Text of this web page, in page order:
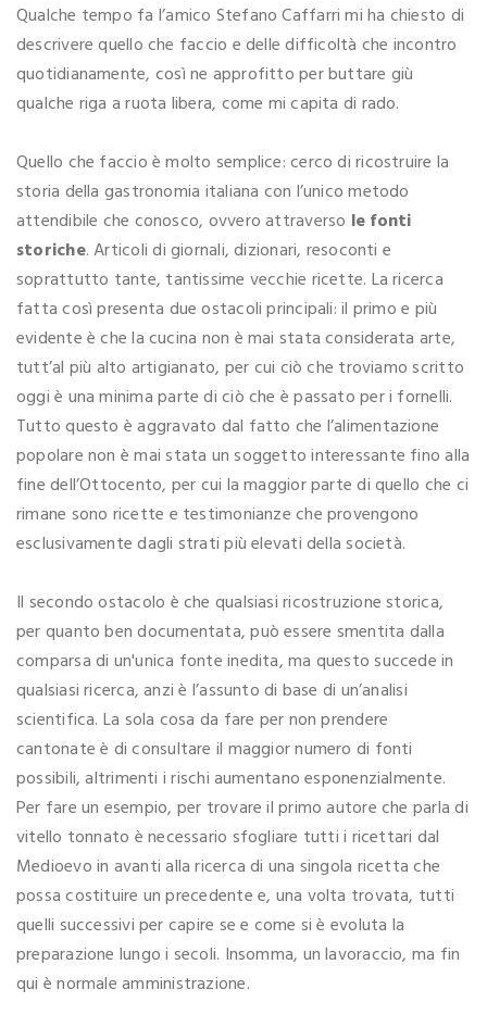
Qualche tempo fa l’amico Stefano Caffarri mi ha chiesto di
descrivere quello che faccio e delle difficoltà che incontro
quotidianamente, così ne approfitto per buttare giù
qualche riga a ruota libera, come mi capita di rado.
Quello che faccio è molto semplice: cerco di ricostruire la
storia della gastronomia italiana con l’unico metodo
attendibile che conosco, ovvero attraverso le fonti
storiche. Articoli di giornali, dizionari, resoconti e
soprattutto tante, tantissime vecchie ricette. La ricerca
fatta così presenta due ostacoli principali: il primo e più
evidente è che la cucina non è mai stata considerata arte,
tutt’al più alto artigianato, per cui ciò che troviamo scritto
oggi è una minima parte di ciò che è passato per i fornelli.
Tutto questo è aggravato dal fatto che l’alimentazione
popolare non è mai stata un soggetto interessante fino alla
fine dell’Ottocento, per cui la maggior parte di quello che ci
rimane sono ricette e testimonianze che provengono
esclusivamente dagli strati più elevati della società.
Il secondo ostacolo è che qualsiasi ricostruzione storica,
per quanto ben documentata, può essere smentita dalla
comparsa di un'unica fonte inedita, ma questo succede in
qualsiasi ricerca, anzi è l’assunto di base di un’analisi
scientifica. La sola cosa da fare per non prendere
cantonate è di consultare il maggior numero di fonti
possibili, altrimenti i rischi aumentano esponenzialmente.
Per fare un esempio, per trovare il primo autore che parla di
vitello tonnato è necessario sfogliare tutti i ricettari dal
Medioevo in avanti alla ricerca di una singola ricetta che
possa costituire un precedente e, una volta trovata, tutti
quelli successivi per capire se e come si è evoluta la
preparazione lungo i secoli. Insomma, un lavoraccio, ma fin
qui è normale amministrazione.